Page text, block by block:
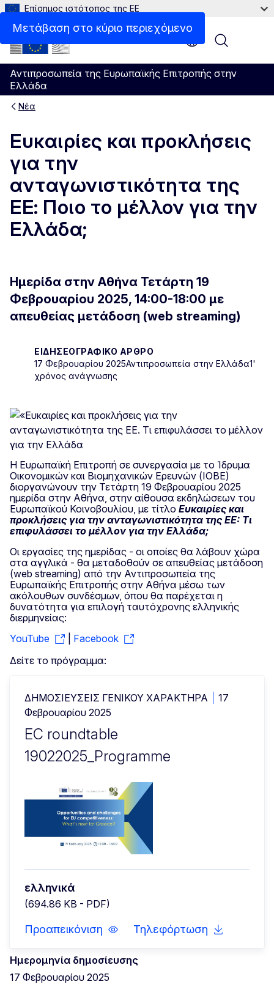
Μετάβαση στο κύριο περιεχόμενο
Επίσημος ιστότοπος της ΕΕ
Αντιπροσωπεία της Ευρωπαϊκής Επιτροπής στην
Ελλάδα
Menu
Νέα
Ευκαιρίες και προκλήσεις
για την
ανταγωνιστικότητα της
ΕΕ: Ποιο το μέλλον για την
Ελλάδα;
Ημερίδα στην Αθήνα Τετάρτη 19
Φεβρουαρίου 2025, 14:00-18:00 με
απευθείας μετάδοση (web streaming)
ΕΙΔΗΣΕΟΓΡΑΦΙΚΌ ΆΡΘΡΟ
17 Φεβρουαρίου 2025Αντιπροσωπεία στην Ελλάδα1'
χρόνος ανάγνωσης
Η Ευρωπαϊκή Επιτροπή σε συνεργασία με το Ίδρυμα
Οικονομικών και Βιομηχανικών Ερευνών (IOBE)
διοργανώνουν την Τετάρτη 19 Φεβρουαρίου 2025
ημερίδα στην Αθήνα, στην αίθουσα εκδηλώσεων του
Ευρωπαϊκού Κοινοβουλίου, με τίτλο Ευκαιρίες και
προκλήσεις για την ανταγωνιστικότητα της ΕΕ: Τι
επιφυλάσσει το μέλλον για την Ελλάδα;
Οι εργασίες της ημερίδας - οι οποίες θα λάβουν χώρα
στα αγγλικά - θα μεταδοθούν σε απευθείας μετάδοση
(web streaming) από την Αντιπροσωπεία της
Ευρωπαϊκής Επιτροπής στην Αθήνα μέσω των
ακόλουθων συνδέσμων, όπου θα παρέχεται η
δυνατότητα για επιλογή ταυτόχρονης ελληνικής
διερμηνείας:
YouTube
Facebook
Δείτε το πρόγραμμα:
ΔΗΜΟΣΙΕΎΣΕΙΣ ΓΕΝΙΚΟΎ ΧΑΡΑΚΤΉΡΑ
17
Φεβρουαρίου 2025
EC roundtable
19022025_Programme
ελληνικά
(694.86 KB - PDF)
Προαπεικόνιση Τηλεφόρτωση
Ημερομηνία δημοσίευσης
17 Φεβρουαρίου 2025